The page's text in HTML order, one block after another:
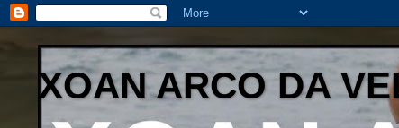
XOAN ARCO DA